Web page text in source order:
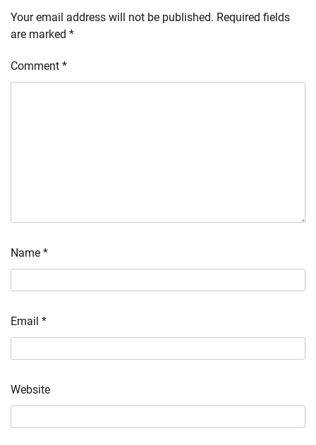
Your email address will not be published. Required fields
are marked *
Comment *
Name *
Email *
Website